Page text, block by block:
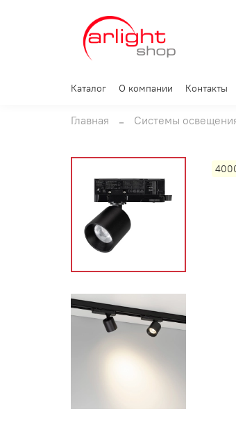
Каталог О компании Контакты
Главная Системы